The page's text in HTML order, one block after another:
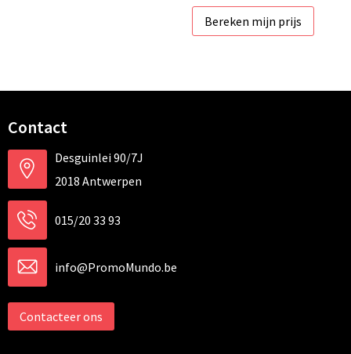
Bereken mijn prijs
Contact
Desguinlei 90/7J
2018 Antwerpen
015/20 33 93
info@PromoMundo.be
Contacteer ons